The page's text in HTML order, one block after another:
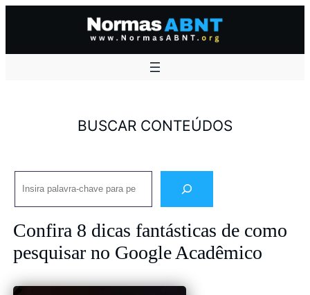
BUSCAR CONTEÚDOS
Pesquisar
Confira 8 dicas fantásticas de como
pesquisar no Google Acadêmico